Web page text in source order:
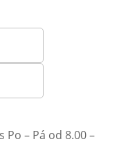
Po – Pá od 8.00 –